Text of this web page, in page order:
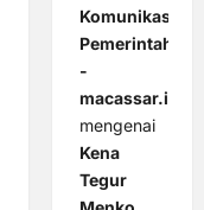
Komunikasi
Pemerintahan
-
macassar.id
mengenai
Kena
Tegur